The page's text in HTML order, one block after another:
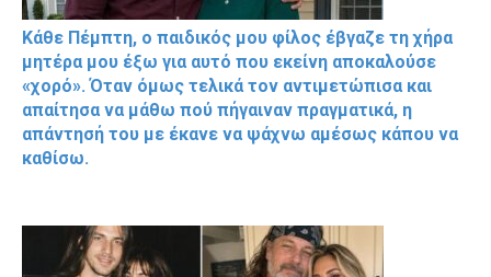
Κάθε Πέμπτη, ο παιδικός μου φίλος έβγαζε τη χήρα
μητέρα μου έξω για αυτό που εκείνη αποκαλούσε
«χορό». Όταν όμως τελικά τον αντιμετώπισα και
απαίτησα να μάθω πού πήγαιναν πραγματικά, η
απάντησή του με έκανε να ψάχνω αμέσως κάπου να
καθίσω.